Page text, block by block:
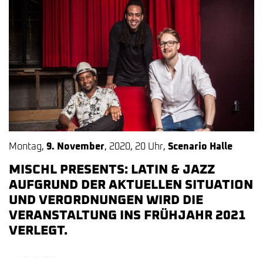
Montag, 9. November, 2020, 20 Uhr, Scenario Halle
MISCHL PRESENTS: LATIN & JAZZ
AUFGRUND DER AKTUELLEN SITUATION
UND VERORDNUNGEN WIRD DIE
VERANSTALTUNG INS FRÜHJAHR 2021
VERLEGT.